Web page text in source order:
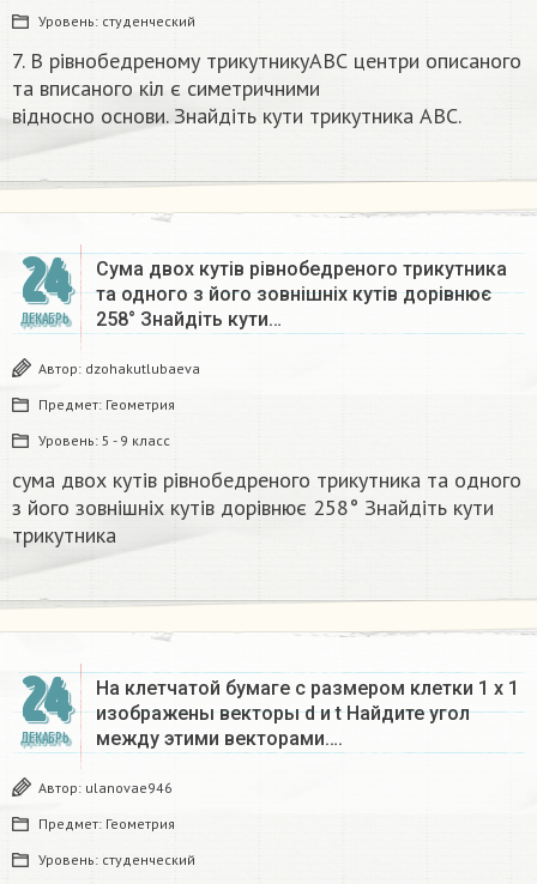
Уровень: студенческий
7. В рівнобедреному трикутникуАВС центри описаного
та вписаного кіл є симетричними
відносно основи. Знайдіть кути трикутника ABC.​
24
ДЕКАБРЬ
Сума двох кутів рівнобедреного трикутника
та одного з його зовнішніх кутів дорівнює
258° Знайдіть кути…
Автор: dzohakutlubaeva
Предмет: Геометрия
Уровень: 5 - 9 класс
сума двох кутів рівнобедреного трикутника та одного
з його зовнішніх кутів дорівнює 258° Знайдіть кути
трикутника​
24
ДЕКАБРЬ
На клетчатой бумаге с размером клетки 1 x 1
изображены векторы d и t Найдите угол
между этими векторами….
Автор: ulanovae946
Предмет: Геометрия
Уровень: студенческий